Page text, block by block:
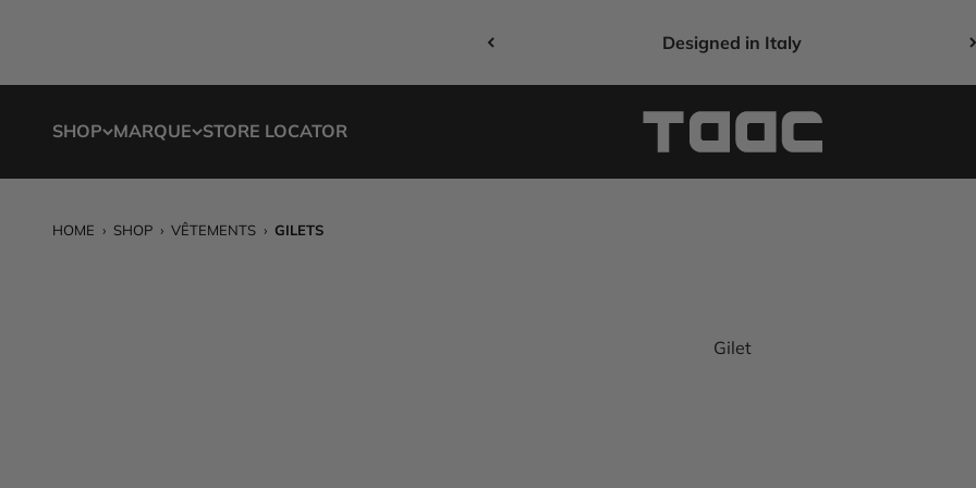
Designed in Italy
SHOP MARQUE STORE LOCATOR Taac Sport
HOME › SHOP › VÊTEMENTS › GILETS